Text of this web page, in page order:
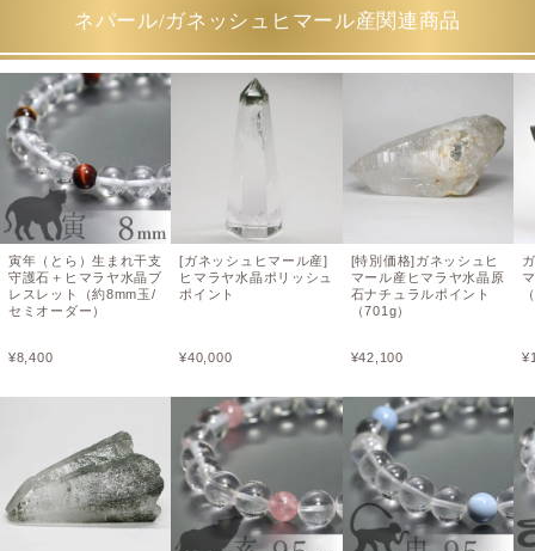
ネパール/ガネッシュヒマール産関連商品
寅年（とら）生まれ干支
守護石＋ヒマラヤ水晶ブ
レスレット（約8mm玉/
セミオーダー）
¥8,400
[ガネッシュヒマール産]
ヒマラヤ水晶ポリッシュ
ポイント
¥40,000
[特別価格]ガネッシュヒ
マール産ヒマラヤ水晶原
石ナチュラルポイント
（701g）
¥42,100 ¥